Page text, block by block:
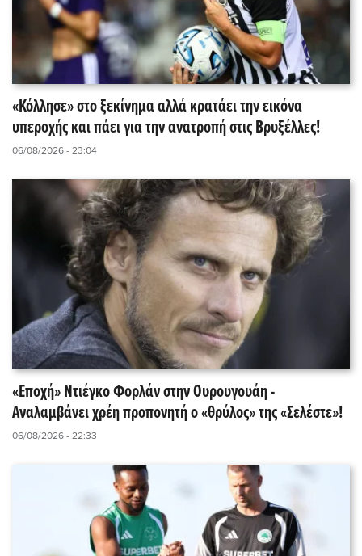
«Κόλλησε» στο ξεκίνημα αλλά κρατάει την εικόνα
υπεροχής και πάει για την ανατροπή στις Βρυξέλλες!
06/08/2026 - 23:04
«Εποχή» Ντιέγκο Φορλάν στην Ουρουγουάη -
Αναλαμβάνει χρέη προπονητή ο «θρύλος» της «Σελέστε»!
06/08/2026 - 22:33